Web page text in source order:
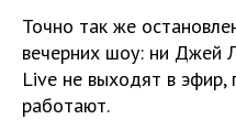
Точно так же
вечерних шоу: ни Джей
Live не выходят в эфир,
работают.